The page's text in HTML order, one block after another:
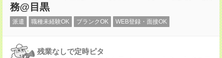
務@目黒
派遣 職種未経験OK ブランクOK WEB登録・面接OK
残業なしで定時ピタ